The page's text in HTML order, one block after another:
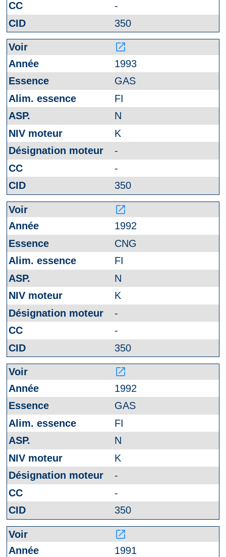
-
350
launch
1993
GAS
FI
N
K
-
-
350
launch
1992
CNG
FI
N
K
-
-
350
launch
1992
GAS
FI
N
K
-
-
350
launch
1991